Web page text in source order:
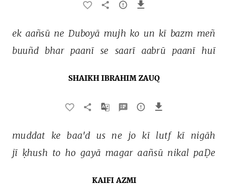
ek aañsū ne Duboyā mujh ko un kī bazm meñ
buuñd bhar paanī se saarī aabrū paanī huī
SHAIKH IBRAHIM ZAUQ
muddat ke baa'd us ne jo kī lutf kī nigāh
jī ḳhush to ho gayā magar aañsū nikal paḌe
KAIFI AZMI